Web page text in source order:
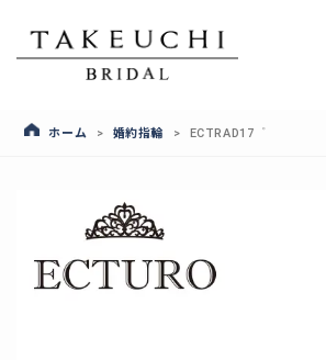
ホーム > 婚約指輪 > ECTRAD17゜